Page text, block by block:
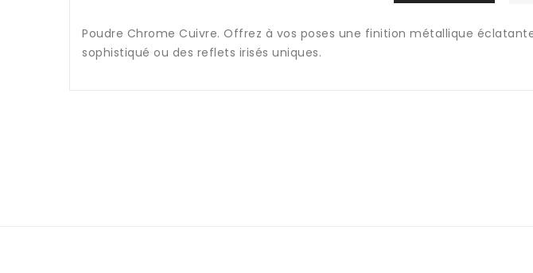
Poudre Chrome Cuivre. Offrez à vos poses une finition métallique
sophistiqué ou des reflets irisés uniques.